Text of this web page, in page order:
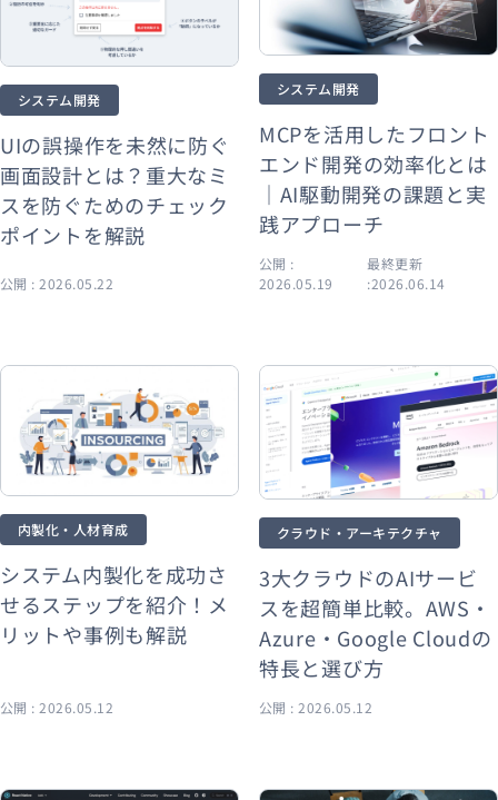
システム開発
UIの誤操作を未然に防ぐ
画面設計とは？重大なミ
スを防ぐためのチェック
ポイントを解説
公開 : 2026.05.22
システム開発
MCPを活用したフロント
エンド開発の効率化とは
｜AI駆動開発の課題と実
践アプローチ
公開 :
2026.05.19
最終更新
:2026.06.14
内製化・人材育成
システム内製化を成功さ
せるステップを紹介！メ
リットや事例も解説
公開 : 2026.05.12
クラウド・アーキテクチャ
3大クラウドのAIサービ
スを超簡単比較。AWS・
Azure・Google Cloudの
特長と選び方
公開 : 2026.05.12